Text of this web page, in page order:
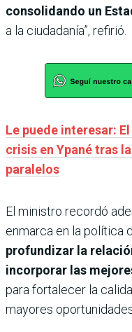
consolidando un
a la ciudadanía”, refirió.
Le puede interesar:
crisis en Ypané tras
paralelos
El ministro recordó
enmarca en la política
profundizar la
incorporar las
para fortalecer la
mayores